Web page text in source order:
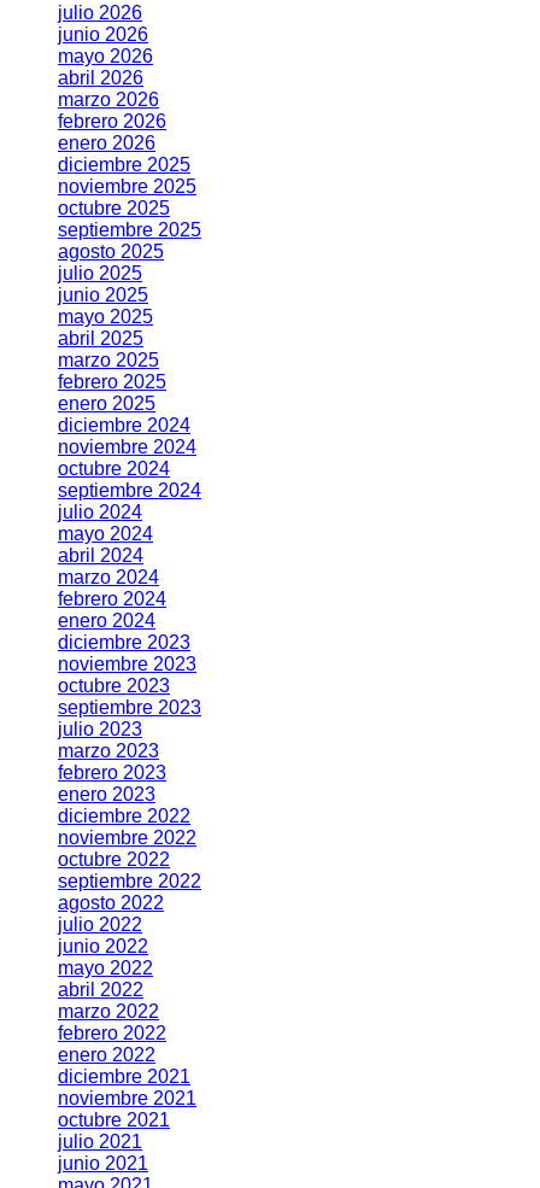
julio 2026
junio 2026
mayo 2026
abril 2026
marzo 2026
febrero 2026
enero 2026
diciembre 2025
noviembre 2025
octubre 2025
septiembre 2025
agosto 2025
julio 2025
junio 2025
mayo 2025
abril 2025
marzo 2025
febrero 2025
enero 2025
diciembre 2024
noviembre 2024
octubre 2024
septiembre 2024
julio 2024
mayo 2024
abril 2024
marzo 2024
febrero 2024
enero 2024
diciembre 2023
noviembre 2023
octubre 2023
septiembre 2023
julio 2023
marzo 2023
febrero 2023
enero 2023
diciembre 2022
noviembre 2022
octubre 2022
septiembre 2022
agosto 2022
julio 2022
junio 2022
mayo 2022
abril 2022
marzo 2022
febrero 2022
enero 2022
diciembre 2021
noviembre 2021
octubre 2021
julio 2021
junio 2021